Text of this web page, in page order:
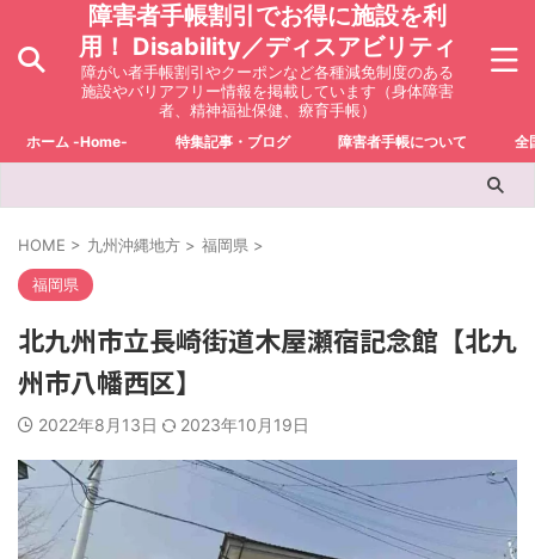
障害者手帳割引でお得に施設を利
用！ Disability／ディスアビリティ
障がい者手帳割引やクーポンなど各種減免制度のある
施設やバリアフリー情報を掲載しています（身体障害
者、精神福祉保健、療育手帳）
ホーム -Home- 特集記事・ブログ 障害者手帳について 全
HOME > 九州沖縄地方 > 福岡県 >
福岡県
北九州市立長崎街道木屋瀬宿記念館【北九
州市八幡西区】
2022年8月13日 2023年10月19日